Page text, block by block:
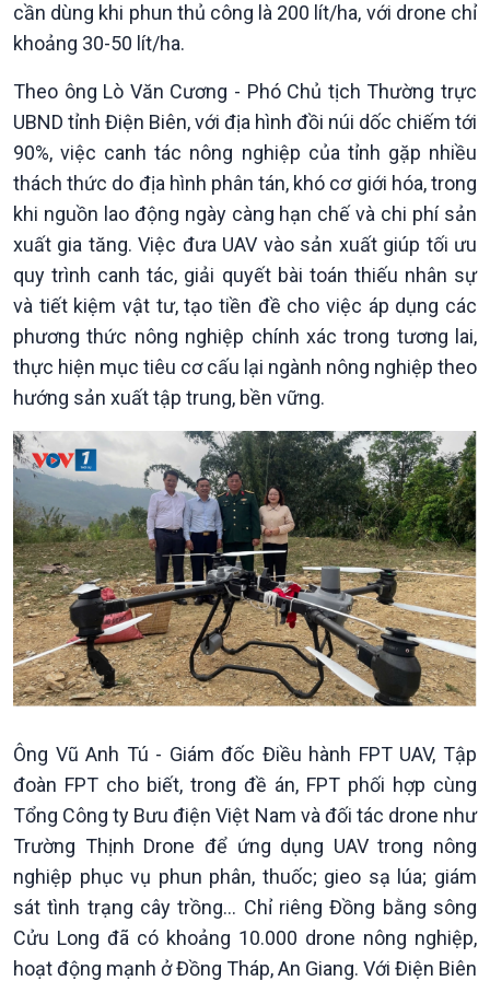
Kinh tế
Tin Kinh tế
Trước giờ mở cửa
Dòng chảy Kinh tế
Sức sống hàng Việt
Khởi nghiệp
Tuyên chiến với gian lận
thương mại
Nông nghiệp & Biển đảo
Tin Nông nghiệp & Biển
đảo
Mùa vàng
Biển đảo Việt Nam
Tâm tình biên giới và hải
đảo
Tìm hiểu biển, đảo Việt
Nam
Xã hội
Tin Đời sống & Xã hội
360 độ Sức khỏe
Chuyển đổi Xanh
Tài nguyên và Môi trường
Chuyên gia của bạn
Xã hội chuyển động
Bước chân đến trường
Khoa học & Công nghệ
Tin Khoa học & Công nghệ
Kết nối công nghệ
Sống chung với biến đổi
cần dùng khi phun thủ công là 200 lít/ha, với drone chỉ
khoảng 30-50 lít/ha.
Theo ông Lò Văn Cương - Phó Chủ tịch Thường trực
UBND tỉnh Điện Biên, với địa hình đồi núi dốc chiếm tới
90%, việc canh tác nông nghiệp của tỉnh gặp nhiều
thách thức do địa hình phân tán, khó cơ giới hóa, trong
khi nguồn lao động ngày càng hạn chế và chi phí sản
xuất gia tăng. Việc đưa UAV vào sản xuất giúp tối ưu
quy trình canh tác, giải quyết bài toán thiếu nhân sự
và tiết kiệm vật tư, tạo tiền đề cho việc áp dụng các
phương thức nông nghiệp chính xác trong tương lai,
thực hiện mục tiêu cơ cấu lại ngành nông nghiệp theo
hướng sản xuất tập trung, bền vững.
Ông Vũ Anh Tú - Giám đốc Điều hành FPT UAV, Tập
đoàn FPT cho biết, trong đề án, FPT phối hợp cùng
Tổng Công ty Bưu điện Việt Nam và đối tác drone như
Trường Thịnh Drone để ứng dụng UAV trong nông
nghiệp phục vụ phun phân, thuốc; gieo sạ lúa; giám
sát tình trạng cây trồng… Chỉ riêng Đồng bằng sông
Cửu Long đã có khoảng 10.000 drone nông nghiệp,
hoạt động mạnh ở Đồng Tháp, An Giang. Với Điện Biên